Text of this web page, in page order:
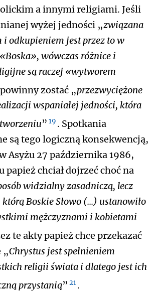
a innymi religiami. Jeśli
wyżej jedności „związana
i odkupieniem jest przez to w
wówczas różnice i
są raczej «wytworem
zostać „przezwyciężone
wspaniałej jedności, która
” 19 . Spotkania
są tego logiczną konsekwencją,
Asyżu 27 października 1986,
chciał dojrzeć choć na
widzialny zasadniczą, lecz
Boskie Słowo (...) ustanowiło
mężczyznami i kobietami
te akty papież chce przekazać
„Chrystus jest spełnieniem
religii świata i dlatego jest ich
przystanią” 21 .